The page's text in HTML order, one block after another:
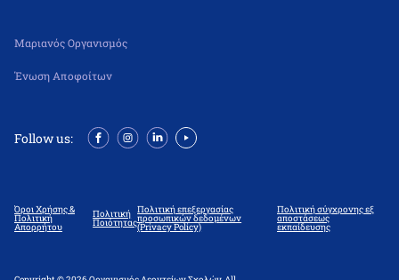
Μαριανός Οργανισμός
Ένωση Αποφοίτων
Follow us:
Όροι Χρήσης &
Πολιτική
Απορρήτου
Πολιτική
Ποιότητας
Πολιτική επεξεργασίας
προσωπικών δεδομένων
(Privacy Policy)
Πολιτική σύγχρονης εξ
αποστάσεως
εκπαίδευσης